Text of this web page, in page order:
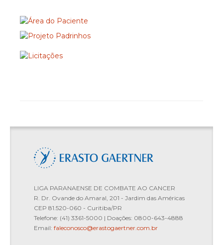
Comissões
Hospice Erasto Gaertner
INFORMAÇÕES AO PACIENTE
Laudos Exames de Imagem
LIGA PARANAENSE DE COMBATE AO CANCER
R. Dr. Ovande do Amaral, 201 - Jardim das Américas
CEP 81.520-060 - Curitiba/PR
Telefone: (41) 3361-5000 | Doações: 0800-643-4888
Email: faleconosco@erastogaertner.com.br